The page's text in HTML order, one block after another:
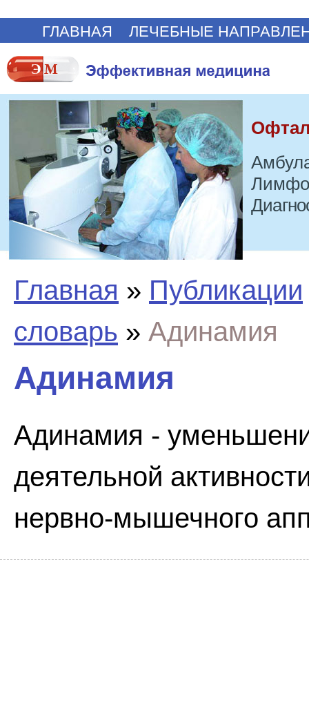
ГЛАВНАЯ ЛЕЧЕБНЫЕ
Главная » Публикации
словарь » Адинамия
Адинамия
Адинамия -
деятельной
нервно-мышечного